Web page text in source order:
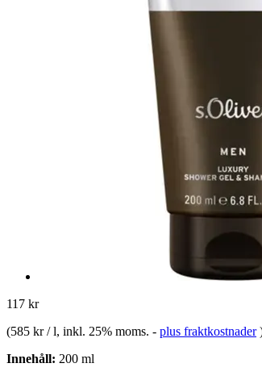
117 kr
(585 kr / l, inkl. 25% moms. - plus fraktkostnader
Innehåll: 200 ml